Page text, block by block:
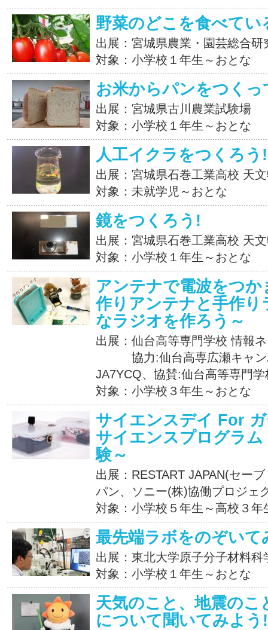
野菜のどこを食べてい
出展：宮城県農業・園芸総合研
対象：小学校１年生～おとな
お米からパンをつく
出展：宮城県古川農業試験場
対象：小学校１年生～おとな
人工イクラをつくろう!
出展：宮城県石巻工業高校 天
対象：未就学児～おとな
鏡をつくろう!
出展：宮城県石巻工業高校 天
対象：小学校１年生～おとな
アンテナで電波をつ
作りアンテナと手作
なラジオを作ろう～
出展：仙台高等専門学校 情報
協力:仙台高専広瀬キャン
JA7YCQ、協賛:仙台高等専門
対象：小学校３年生～おとな
サイエンスデイ For
サイエンスプログラ
験～
出展：RESTART JAPAN(セー
パン、ソニー(株)協働プロジェ
対象：小学校５年生～高校３年
最先端ラボをのぞいて
出展：東北大学原子分子材料科
対象：小学校１年生～おとな
天気のこと、地震のこ
について聞いてみよう!